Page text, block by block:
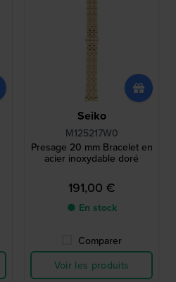
Seiko
M125217W0
Presage 20 mm Bracelet en
acier inoxydable doré
191,00 €
● En stock
Comparer
Voir les produits